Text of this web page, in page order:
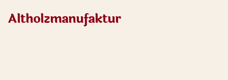
Altholzmanufaktur